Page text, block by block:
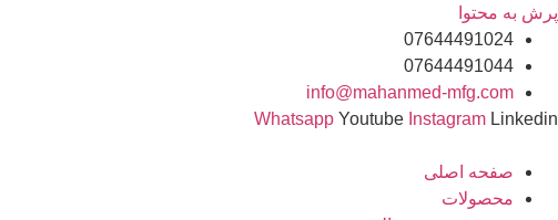
پرش به محتوا
07644491024
07644491044
info@mahanmed-mfg.com
Whatsapp Youtube Instagram Linkedin
صفحه اصلی
محصولات